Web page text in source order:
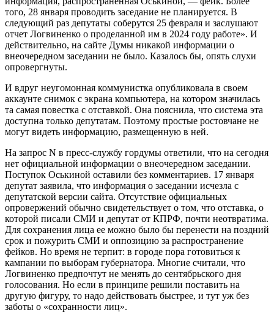
того, 28 января проводить заседание не планируется. В
следующий раз депутаты соберутся 25 февраля и заслушают
отчет Логвиненко о проделанной им в 2024 году работе». И
действительно, на сайте Думы никакой информации о
внеочередном заседании не было. Казалось бы, опять слухи
опровергнуты.
И вдруг неугомонная коммунистка опубликовала в своем
аккаунте снимок с экрана компьютера, на котором значилась
та самая повестка с отставкой. Она пояснила, что система эта
доступна только депутатам. Поэтому простые ростовчане не
могут видеть информацию, размещенную в ней.
На запрос N в пресс-службу гордумы ответили, что на сегодня
нет официальной информации о внеочередном заседании.
Поступок Оськиной оставили без комментариев. 17 января
депутат заявила, что информация о заседании исчезла с
депутатской версии сайта. Отсутствие официальных
опровержений обычно свидетельствует о том, что отставка, о
которой писали СМИ и депутат от КПРФ, почти неотвратима.
Для сохранения лица ее можно было бы перенести на поздний
срок и пожурить СМИ и оппозицию за распространение
фейков. Но время не терпит: в городе пора готовиться к
кампании по выборам губернатора. Многие считали, что
Логвиненко предпочтут не менять до сентябрьского дня
голосования. Но если в принципе решили поставить на
другую фигуру, то надо действовать быстрее, и тут уж без
заботы о «сохранности лиц».